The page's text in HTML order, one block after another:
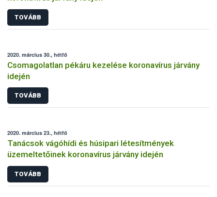
TOVÁBB
2020. március 30., hétfő
Csomagolatlan pékáru kezelése koronavírus járvány
idején
TOVÁBB
2020. március 23., hétfő
Tanácsok vágóhídi és húsipari létesítmények
üzemeltetőinek koronavírus járvány idején
TOVÁBB